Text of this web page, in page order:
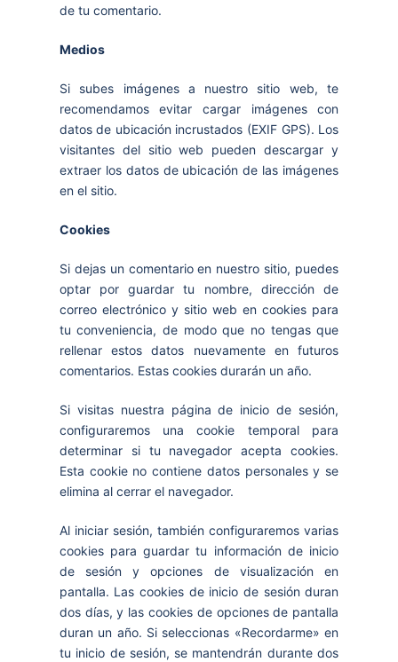
de tu comentario.
Medios
Si subes imágenes a nuestro sitio web, te
recomendamos evitar cargar imágenes con
datos de ubicación incrustados (EXIF GPS). Los
visitantes del sitio web pueden descargar y
extraer los datos de ubicación de las imágenes
en el sitio.
Cookies
Si dejas un comentario en nuestro sitio, puedes
optar por guardar tu nombre, dirección de
correo electrónico y sitio web en cookies para
tu conveniencia, de modo que no tengas que
rellenar estos datos nuevamente en futuros
comentarios. Estas cookies durarán un año.
Si visitas nuestra página de inicio de sesión,
configuraremos una cookie temporal para
determinar si tu navegador acepta cookies.
Esta cookie no contiene datos personales y se
elimina al cerrar el navegador.
Al iniciar sesión, también configuraremos varias
cookies para guardar tu información de inicio
de sesión y opciones de visualización en
pantalla. Las cookies de inicio de sesión duran
dos días, y las cookies de opciones de pantalla
duran un año. Si seleccionas «Recordarme» en
tu inicio de sesión, se mantendrán durante dos